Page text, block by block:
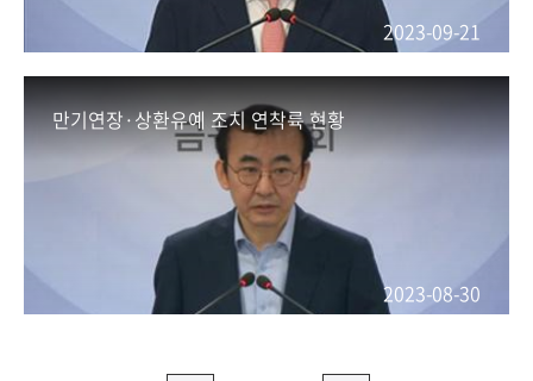
2023-09-21
만기연장·상환유예 조치 연착륙 현황
2023-08-30